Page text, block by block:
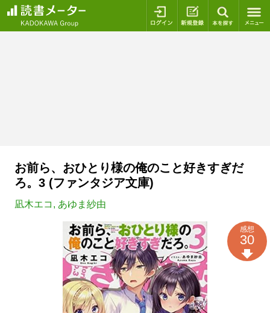
ログイン 新規登録
お前ら、おひとり様の俺のこと好きすぎだ
ろ。3 (ファンタジア文庫)
凪木エコ , あゆま紗由
感想
30